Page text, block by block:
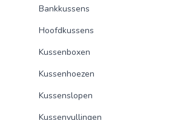
Bankkussens
Hoofdkussens
Kussenboxen
Kussenhoezen
Kussenslopen
Kussenvullingen